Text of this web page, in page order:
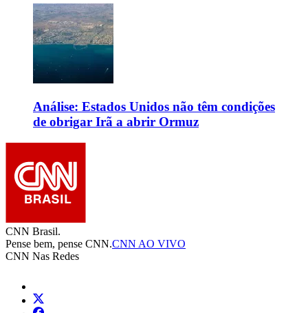
Análise: Estados Unidos não têm condições
de obrigar Irã a abrir Ormuz
CNN Brasil.
Pense bem, pense CNN.CNN AO VIVO
CNN Nas Redes